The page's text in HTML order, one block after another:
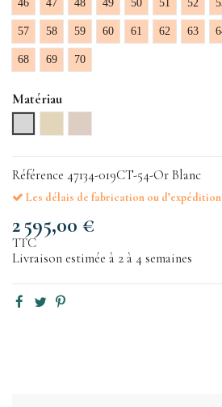
46 47 48 49 50 51 52
57 58 59 60 61 62 63
68 69 70
Matériau
Référence 47134-019CT-54-Or Blanc
Les délais de fabrication ou
2 595,00 €
TTC
Livraison estimée à 2 à 4 semaines